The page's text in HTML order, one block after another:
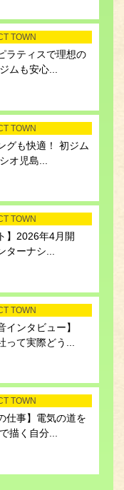
TOWN
ラティスで理想の
ムも安心...
TOWN
グも快適！ 初ジム
オ児島...
TOWN
】2026年4月開
ターナシ...
TOWN
インタビュー】
って実際どう...
TOWN
仕事】電気の道を
描く自分...